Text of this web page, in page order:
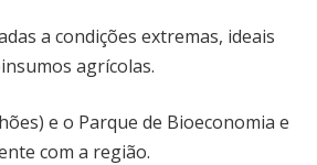
a condições extremas, ideais
agrícolas.
e o Parque de Bioeconomia e
com a região.